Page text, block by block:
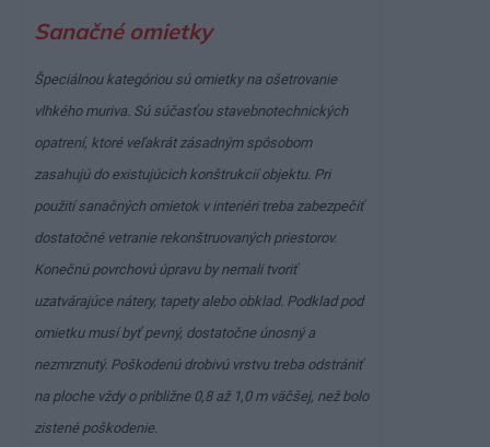
Sanačné omietky
Špeciálnou kategóriou sú omietky na ošetrovanie
vlhkého muriva. Sú súčasťou stavebnotechnických
opatrení, ktoré veľakrát zásadným spôsobom
zasahujú do existujúcich konštrukcií objektu. Pri
použití sanačných omietok v interiéri treba zabezpečiť
dostatočné vetranie rekonštruovaných priestorov.
Konečnú povrchovú úpravu by nemali tvoriť
uzatvárajúce nátery, tapety alebo obklad. Podklad pod
omietku musí byť pevný, dostatočne únosný a
nezmrznutý. Poškodenú drobivú vrstvu treba odstrániť
na ploche vždy o približne 0,8 až 1,0 m väčšej, než bolo
zistené poškodenie.